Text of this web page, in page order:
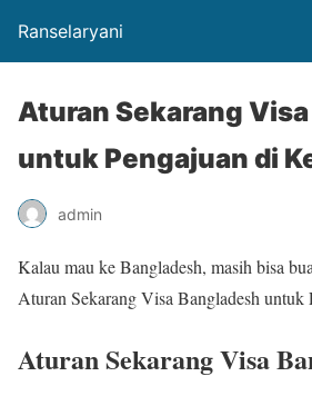
Ranselaryani
Aturan Sekarang
untuk Pengajuan di
admin
Kalau mau ke Bangladesh, masih bisa
Aturan Sekarang Visa Bangladesh untuk
Aturan Sekarang Visa